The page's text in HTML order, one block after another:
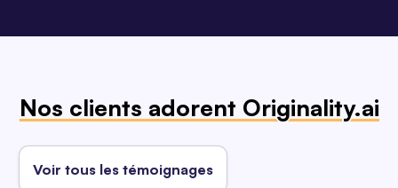
Nos clients adorent Originality.ai
Voir tous les témoignages